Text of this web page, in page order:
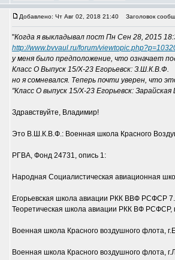
Добавлено: Чт Авг 02, 2018 21:40 Заголовок
"Когда я выкладывал пост Пн Сен 28, 2015
http://www.bvvaul.ru/forum/
у меня было предположение, что означает
Класс О Выпуск 15/X-23 Егорьевск: З.Ш.К.В.Ф.
но я сомневался. Теперь почти уверен, что
"Класс О выпуск 15/Х-23 Егорьевск:
Здравствуйте, Владимир!
Это В.Ш.К.В.Ф.: Военная школа Красного
РГВА, Фонд 24731, опись 1:
Народная Социалистическая авиационная
Егорьевская школа авиации РКК ВВФ РСФСР
Теоретическая школа авиации РКК ВФ РСФСР,
Военная школа Красного воздушного флота,
Военная школа Красного воздушного флота,